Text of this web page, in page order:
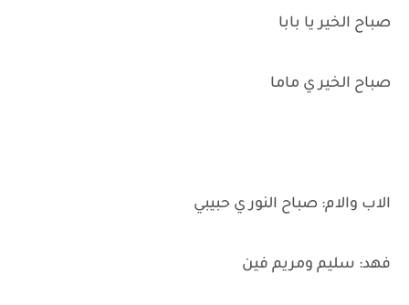
صباح الخير يا بابا
صباح الخير ي ماما
الاب والام: صباح النور ي حبيبي
فهد: سليم ومريم فين